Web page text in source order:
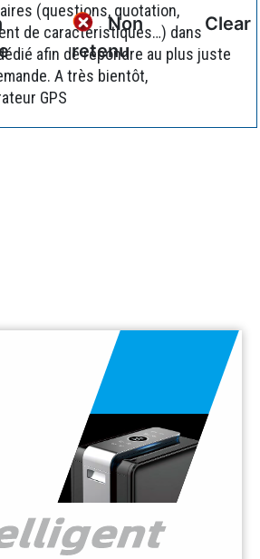
Non
retenu
Clear
(questions, quotation,
de caractéristiques…) dans
afin de répondre au plus juste
A très bientôt,
GPS